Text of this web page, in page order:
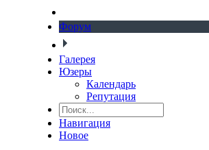
Форум
Галерея
Юзеры
Календарь
Репутация
Навигация
Новое